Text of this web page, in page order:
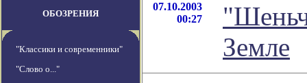
ОБОЗРЕНИЯ
"Классики и современники"
"Слово о..."
07.10.2003
00:27
Земле